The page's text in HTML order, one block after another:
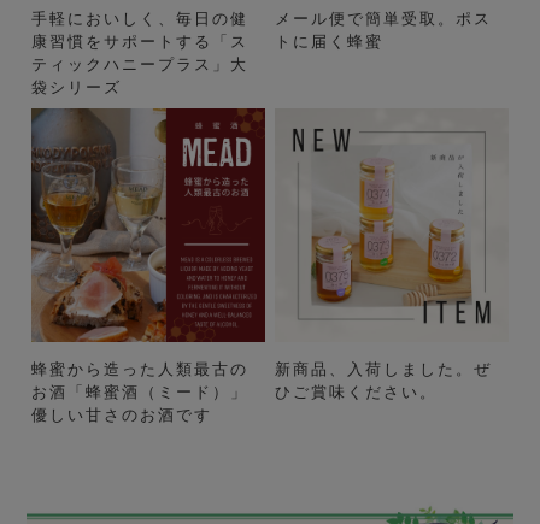
手軽においしく、毎日の健
康習慣をサポートする「ス
ティックハニープラス」大
袋シリーズ
メール便で簡単受取。ポス
トに届く蜂蜜
蜂蜜から造った人類最古の
お酒「蜂蜜酒（ミード）」
優しい甘さのお酒です
新商品、入荷しました。ぜ
ひご賞味ください。